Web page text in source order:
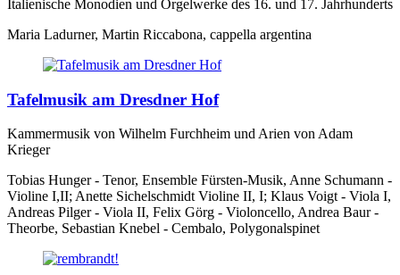
Italienische Monodien und Orgelwerke des 16. und 17. Jahrhunderts
Maria Ladurner, Martin Riccabona, cappella argentina
Tafelmusik am Dresdner Hof
Kammermusik von Wilhelm Furchheim und Arien von Adam
Krieger
Tobias Hunger - Tenor, Ensemble Fürsten-Musik, Anne Schumann -
Violine I,II; Anette Sichelschmidt Violine II, I; Klaus Voigt - Viola I,
Andreas Pilger - Viola II, Felix Görg - Violoncello, Andrea Baur -
Theorbe, Sebastian Knebel - Cembalo, Polygonalspinet